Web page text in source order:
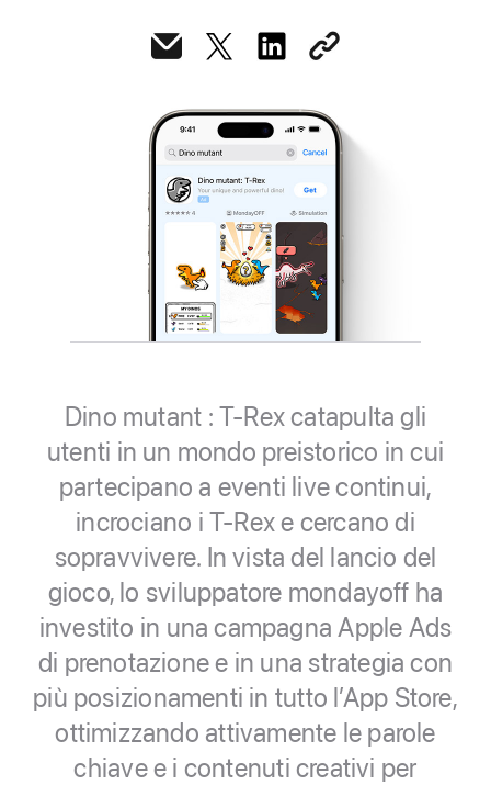
Dino mutant : T-Rex catapulta gli
utenti in un mondo preistorico in cui
partecipano a eventi live continui,
incrociano i T-Rex e cercano di
sopravvivere. In vista del lancio del
gioco, lo sviluppatore mondayoff ha
investito in una campagna Apple Ads
di prenotazione e in una strategia con
più posizionamenti in tutto l’App Store,
ottimizzando attivamente le parole
chiave e i contenuti creativi per